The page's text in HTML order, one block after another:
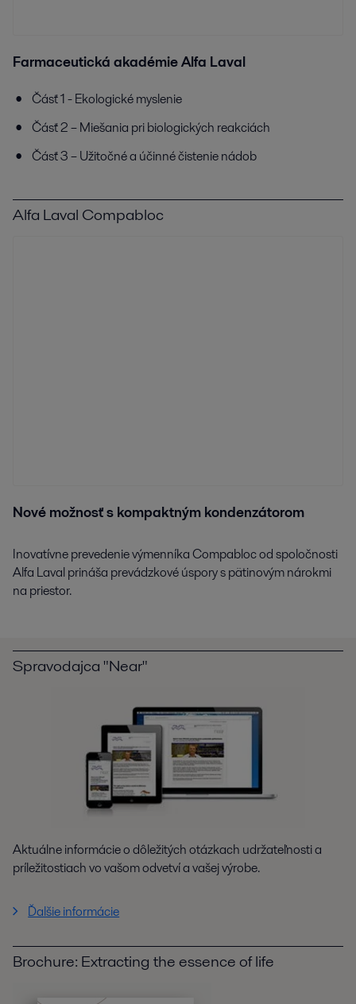
Farmaceutická akadémie Alfa Laval
Čásť 1 - Ekologické myslenie
Čásť 2 – Miešania pri biologických reakciách
Čásť 3 – Užitočné a účinné čistenie nádob
Alfa Laval Compabloc
Nové možnosť s kompaktným kondenzátorom
Inovatívne prevedenie výmenníka Compabloc od spoločnosti
Alfa Laval prináša prevádzkové úspory s pätinovým nárokmi
na priestor.
Spravodajca "Near"
Aktuálne informácie o dôležitých otázkach udržateľnosti a
príležitostiach vo vašom odvetví a vašej výrobe.
Ďalšie informácie
Brochure: Extracting the essence of life